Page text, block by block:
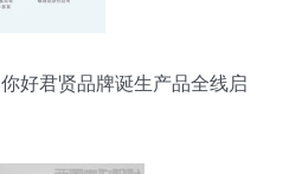
好君贤品牌诞生产品全线启